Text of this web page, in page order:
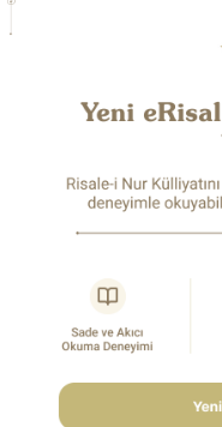
Bu
Birinci Parçası